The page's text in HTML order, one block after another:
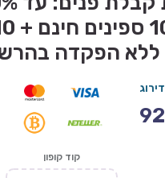
ללא הפקדה
דירוג
92
קוד קופון